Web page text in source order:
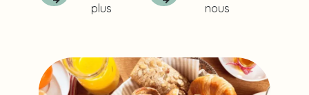
plus
nous